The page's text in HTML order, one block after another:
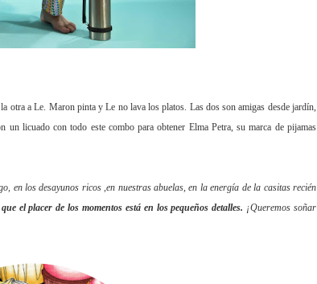
otra a Le. Maron pinta y Le no lava los platos. Las dos son amigas desde jardín,
un licuado con todo este combo para obtener Elma Petra, su marca de pijamas
en los desayunos ricos ,en nuestras abuelas, en la energía de la casitas recién
el placer de los momentos está en los pequeños detalles. ¡Queremos soñar